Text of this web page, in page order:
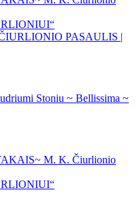
ČIURLIONIO PASAULIS |
Stoniu ~ Bellissima ~
M. K. Čiurlionio